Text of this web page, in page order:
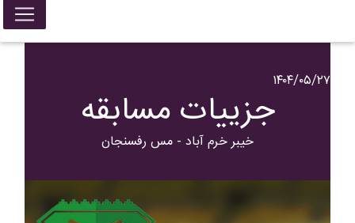
۱۴۰۴/۰۵/۲۷
جزییات مسابقه
خيبر خرم آباد - مس رفسنجان